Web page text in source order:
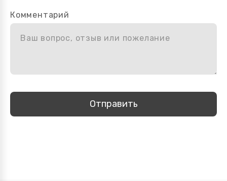
Комментарий
Ваш вопрос, отзыв или пожелание
Отправить